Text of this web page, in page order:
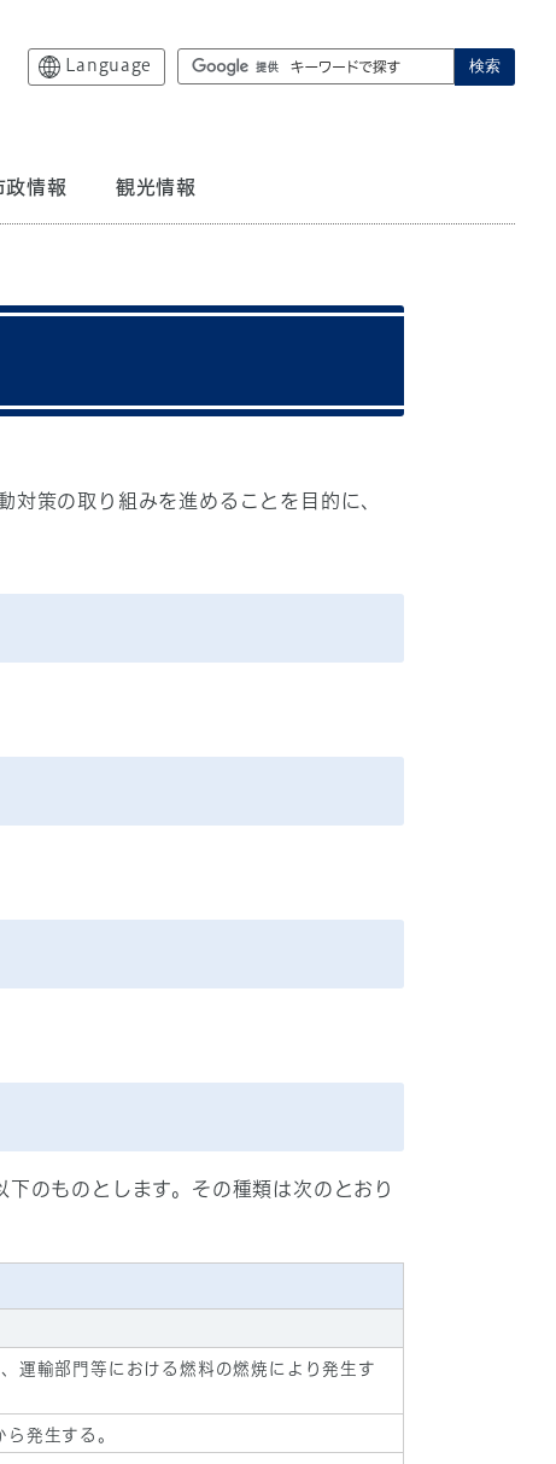
Language 検索
政情報 観光情報
策の取り組みを進めることを目的に、
のものとします。その種類は次のとおり
運輸部門等における燃料の燃焼により発生す
発生する。